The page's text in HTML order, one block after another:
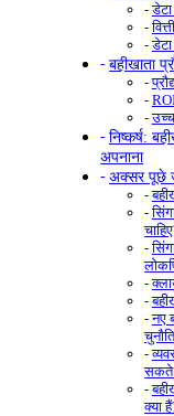
डेटा
बहीखाता
निष्कर्ष:
अपनाना
अक्सर पूछे
नए
सकते
क्या